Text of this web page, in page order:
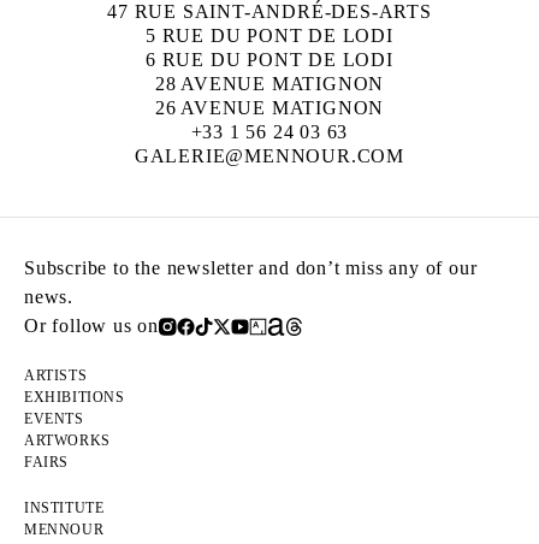
47 RUE SAINT-ANDRÉ-DES-ARTS
5 RUE DU PONT DE LODI
6 RUE DU PONT DE LODI
28 AVENUE MATIGNON
26 AVENUE MATIGNON
+33 1 56 24 03 63
GALERIE@MENNOUR.COM
Subscribe to the newsletter and don’t miss any of our
news.
Or follow us on
ARTISTS
EXHIBITIONS
EVENTS
ARTWORKS
FAIRS
INSTITUTE
MENNOUR